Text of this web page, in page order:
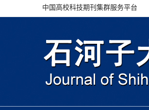
中国高校科技期刊集群服务平台